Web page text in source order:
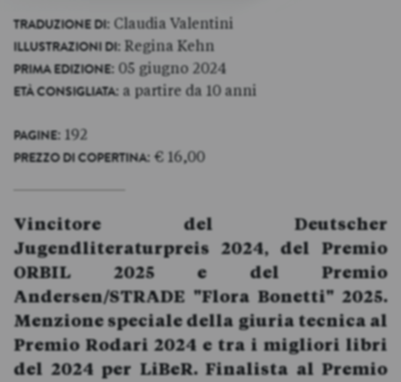
TRADUZIONE DI: Claudia Valentini
ILLUSTRAZIONI DI: Regina Kehn
PRIMA EDIZIONE: 05 giugno 2024
ETÀ CONSIGLIATA: a partire da 10 anni
PAGINE: 192
PREZZO DI COPERTINA: € 16,00
Vincitore del Deutscher
Jugendliteraturpreis 2024, del Premio
ORBIL 2025 e del Premio
Andersen/STRADE "Flora Bonetti" 2025.
Menzione speciale della giuria tecnica al
Premio Rodari 2024 e tra i migliori libri
del 2024 per LiBeR. Finalista al Premio